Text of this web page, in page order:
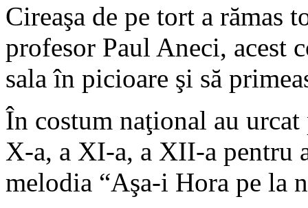
Cireaşa de pe tort a
profesor Paul Aneci, acest
sala în picioare şi să
În costum naţional au
X-a, a XI-a, a XII-a pentru
melodia “Aşa-i Hora pe la